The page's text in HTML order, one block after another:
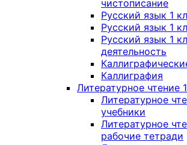
чистописание
Русский язык 1
Русский язык 1
Русский язык 1
деятельность
Каллиграфия
Литературное чтение
Литературное
учебники
Литературное
рабочие тетради